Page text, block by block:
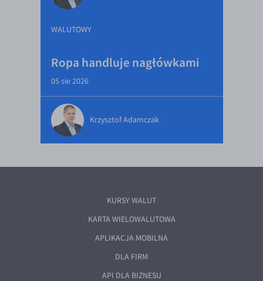
WALUTOWY
Ropa handluje nagłówkami
05 sie 2026
Krzysztof Adamczak
KURSY WALUT
KARTA WIELOWALUTOWA
APLIKACJA MOBILNA
DLA FIRM
API DLA BIZNESU